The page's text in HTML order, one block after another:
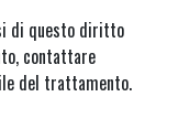
di questo diritto
contattare
del trattamento.